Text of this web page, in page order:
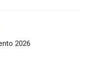
2026